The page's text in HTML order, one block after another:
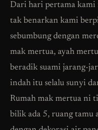
Dari hari pertama kami
tak benarkan kami
sebumbung dengan
mak mertua, ayah
beradik suami jarang-
indah itu selalu sunyi
Rumah mak mertua ni
bilik ada 5, ruang tamu